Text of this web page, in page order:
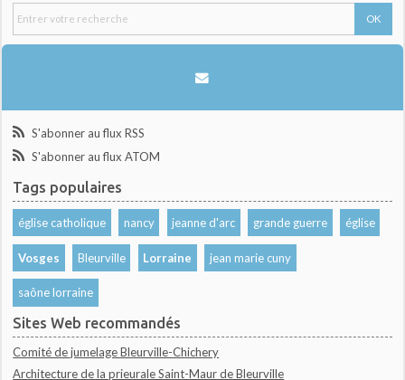
S'abonner au flux RSS
S'abonner au flux ATOM
Tags populaires
église catholique nancy jeanne d'arc grande guerre église
Vosges Bleurville Lorraine jean marie cuny
saône lorraine
Sites Web recommandés
Comité de jumelage Bleurville-Chichery
Architecture de la prieurale Saint-Maur de Bleurville